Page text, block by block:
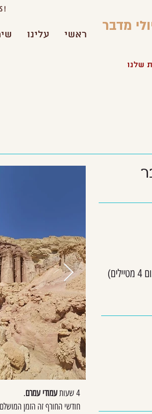
!
מדבר ראשי עלינו
שלנו
4 שעות עמודי עמרם.
חודשי החורף זה הזמן